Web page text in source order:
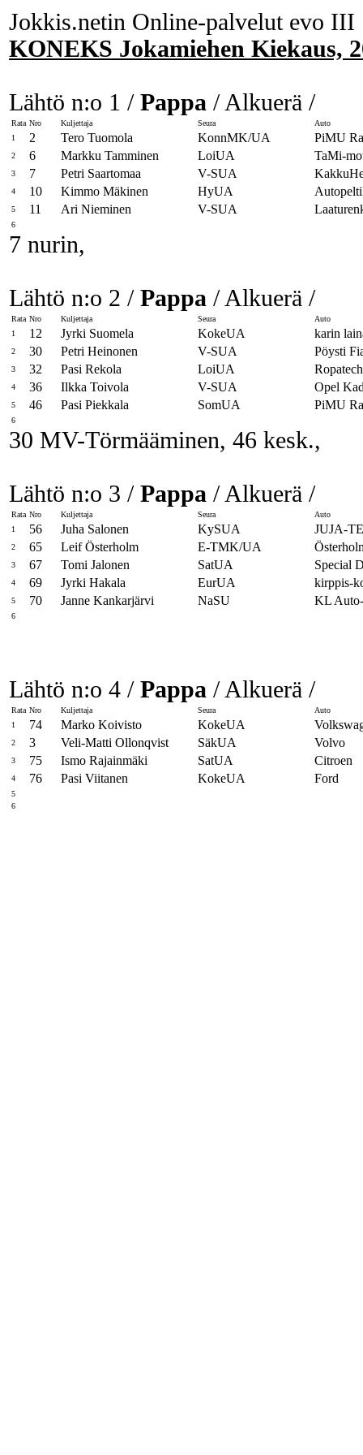
Jokkis.netin Online-palvelut evo III
KONEKS Jokamiehen Kiekaus,
Lähtö n:o 1 / Pappa / Alkuerä /
Rata Nro Kuljettaja Seura
Auto
1
2 Tero Tuomola KonnMK/UA PiMU
2 6 Markku Tamminen LoiUA TaMi-
3 7 Petri Saartomaa V-SUA
4 10 Kimmo Mäkinen HyUA
5 11 Ari Nieminen V-SUA
6
7 nurin,
Lähtö n:o 2 / Pappa / Alkuerä /
Rata Nro Kuljettaja Seura
Auto
1
12 Jyrki Suomela KokeUA karin
2 30 Petri Heinonen V-SUA Pöysti
3 32 Pasi Rekola LoiUA
4 36 Ilkka Toivola V-SUA Opel
5 46 Pasi Piekkala SomUA PiMU
6
30 MV-Törmääminen, 46 kesk.,
Lähtö n:o 3 / Pappa / Alkuerä /
Rata Nro Kuljettaja Seura
Auto
1
56 Juha Salonen KySUA JUJA-
2 65 Leif Österholm E-TMK/UA
3 67 Tomi Jalonen SatUA Special
4 69 Jyrki Hakala EurUA kirppis-
5 70 Janne Kankarjärvi NaSU KL
6
Lähtö n:o 4 / Pappa / Alkuerä /
Rata Nro Kuljettaja Seura
Auto
1
74 Marko Koivisto KokeUA
2 3 Veli-Matti Ollonqvist SäkUA Volvo
3 75 Ismo Rajainmäki SatUA Citroen
4 76 Pasi Viitanen KokeUA Ford
5
6